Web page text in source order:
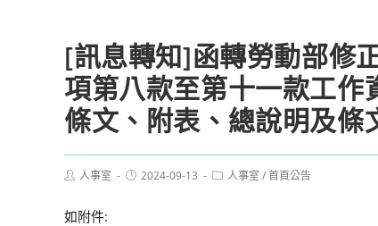
[訊息轉知]函轉勞動部修
項第八款至第十一款工
條文、附表、總說明及條
Post人事室
Post2024-09-13
Post人事室 /首頁公告
如附件: